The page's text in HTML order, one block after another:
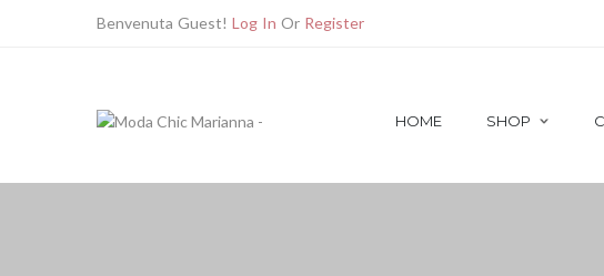
Benvenuta Guest! Log In Or Register
HOME SHOP